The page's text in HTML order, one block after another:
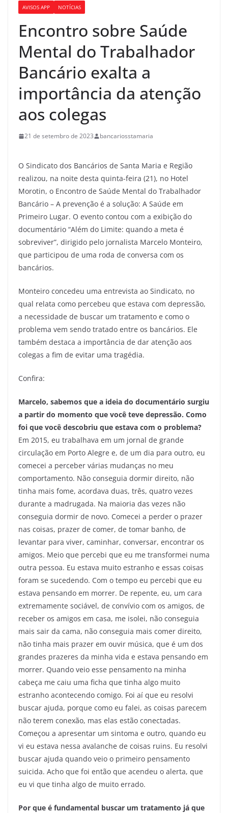
AVISOS APP NOTÍCIAS
Encontro sobre Saúde
Mental do Trabalhador
Bancário exalta a
importância da atenção
aos colegas
21 de setembro de 2023 bancariosstamaria
O Sindicato dos Bancários de Santa Maria e Região
realizou, na noite desta quinta-feira (21), no Hotel
Morotin, o Encontro de Saúde Mental do Trabalhador
Bancário – A prevenção é a solução: A Saúde em
Primeiro Lugar. O evento contou com a exibição do
documentário “Além do Limite: quando a meta é
sobreviver”, dirigido pelo jornalista Marcelo Monteiro,
que participou de uma roda de conversa com os
bancários.
Monteiro concedeu uma entrevista ao Sindicato, no
qual relata como percebeu que estava com depressão,
a necessidade de buscar um tratamento e como o
problema vem sendo tratado entre os bancários. Ele
também destaca a importância de dar atenção aos
colegas a fim de evitar uma tragédia.
Confira:
Marcelo, sabemos que a ideia do documentário surgiu
a partir do momento que você teve depressão. Como
foi que você descobriu que estava com o problema?
Em 2015, eu trabalhava em um jornal de grande
circulação em Porto Alegre e, de um dia para outro, eu
comecei a perceber várias mudanças no meu
comportamento. Não conseguia dormir direito, não
tinha mais fome, acordava duas, três, quatro vezes
durante a madrugada. Na maioria das vezes não
conseguia dormir de novo. Comecei a perder o prazer
nas coisas, prazer de comer, de tomar banho, de
levantar para viver, caminhar, conversar, encontrar os
amigos. Meio que percebi que eu me transformei numa
outra pessoa. Eu estava muito estranho e essas coisas
foram se sucedendo. Com o tempo eu percebi que eu
estava pensando em morrer. De repente, eu, um cara
extremamente sociável, de convívio com os amigos, de
receber os amigos em casa, me isolei, não conseguia
mais sair da cama, não conseguia mais comer direito,
não tinha mais prazer em ouvir música, que é um dos
grandes prazeres da minha vida e estava pensando em
morrer. Quando veio esse pensamento na minha
cabeça me caiu uma ficha que tinha algo muito
estranho acontecendo comigo. Foi aí que eu resolvi
buscar ajuda, porque como eu falei, as coisas parecem
não terem conexão, mas elas estão conectadas.
Começou a apresentar um sintoma e outro, quando eu
vi eu estava nessa avalanche de coisas ruins. Eu resolvi
buscar ajuda quando veio o primeiro pensamento
suicida. Acho que foi então que acendeu o alerta, que
eu vi que tinha algo de muito errado.
Por que é fundamental buscar um tratamento já que